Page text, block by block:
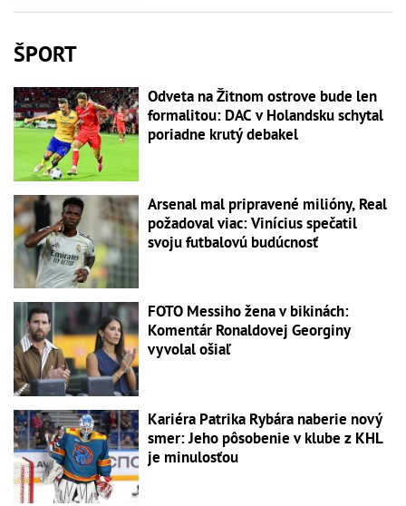
ŠPORT
Odveta na Žitnom ostrove bude len
formalitou: DAC v Holandsku schytal
poriadne krutý debakel
Arsenal mal pripravené milióny, Real
požadoval viac: Vinícius spečatil
svoju futbalovú budúcnosť
FOTO Messiho žena v bikinách:
Komentár Ronaldovej Georginy
vyvolal ošiaľ
Kariéra Patrika Rybára naberie nový
smer: Jeho pôsobenie v klube z KHL
je minulosťou